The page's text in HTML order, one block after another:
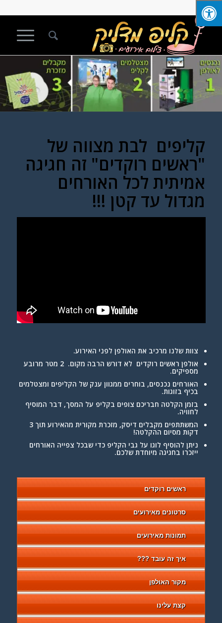
קליפים לבת מצווה של
"ראשים רוקדים" זה חגיגה
אמיתית לכל האורחים
מגדול עד קטן !!!
צוות שלנו מרכיב את האולפן לפני האירוע.
אולפן ראשים רוקדים לא דורש הרבה מקום. 2 מטר
מרובע
מספיקים.
האורחים נכנסים, בוחרים ממגוון ענק של הקליפים ומצטלמים
בכיף בזוגות.
בזמן הקלטה חבריכם צופים בקליפ על המסך, דבר המוסיף
לחוויה.
המשתתפים מקבלים דיסק, מזכרת מקורית מהאירוע תוך 3
דקות מסיום ההקלטה!
ניתן להוסיף לוגו על גבי הקליפ כדי שבכל צפייה האורחים
ייזכרו בחגיגה מיוחדת שלכם.
ראשים רוקדים
סרטונים מאירועים
תמונות מאירועים
איך זה עובד ???
מקור האולפן
קצת עלינו